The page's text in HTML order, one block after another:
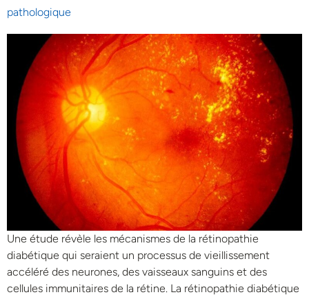
pathologique
Une étude révèle les mécanismes de la rétinopathie
diabétique qui seraient un processus de vieillissement
accéléré des neurones, des vaisseaux sanguins et des
cellules immunitaires de la rétine. La rétinopathie diabétique